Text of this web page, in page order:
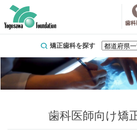
歯
矯正歯科を探す
歯科医師向け矯